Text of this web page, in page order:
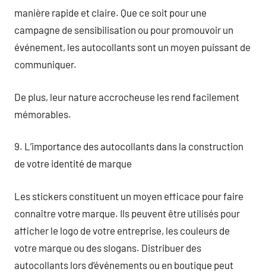
manière rapide et claire. Que ce soit pour une
campagne de sensibilisation ou pour promouvoir un
événement, les autocollants sont un moyen puissant de
communiquer.
De plus, leur nature accrocheuse les rend facilement
mémorables.
9. L’importance des autocollants dans la construction
de votre identité de marque
Les stickers constituent un moyen efficace pour faire
connaître votre marque. Ils peuvent être utilisés pour
afficher le logo de votre entreprise, les couleurs de
votre marque ou des slogans. Distribuer des
autocollants lors d’événements ou en boutique peut